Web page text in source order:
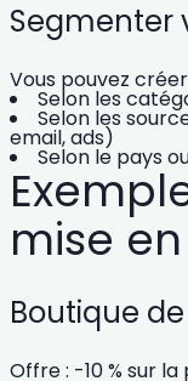
Segmenter
Vous pouvez
Selon les
Selon les
email, ads)
Selon le pays
mise
Boutique
Offre : -10 % sur